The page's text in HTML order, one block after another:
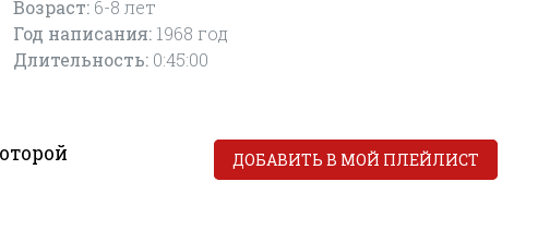
Возраст: 6-8 лет
Год написания: 1968 год
Длительность: 0:45:00
ДОБАВИТЬ В МОЙ ПЛЕЙЛИСТ